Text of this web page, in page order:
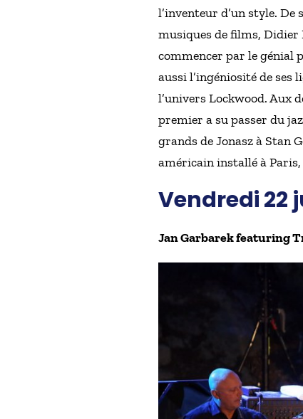
l’inventeur d’un style. De
musiques de films, Didier
commencer par le génial
aussi l’ingéniosité de ses
l’univers Lockwood. Aux
premier a su passer du
grands de Jonasz à Stan
américain installé à
Vendredi 22
Jan Garbarek featuring